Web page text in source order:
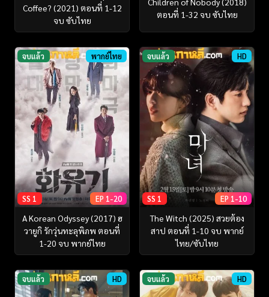
Coffee? (2021) ตอนที่ 1-12
จบ ซับไทย
ตอนที่ 1-32 จบ ซับไทย
จบแล้ว พากย์ไทย
SS 1 EP 1-20
A Korean Odyssey (2017) ฮ
วายูกิ รักวุ่นทะลุพิภพ ตอนที่
1-20 จบ พากย์ไทย
จบแล้ว HD
SS 1 EP 1-10
The Witch (2025) สวยต้อง
สาป ตอนที่ 1-10 จบ พากย์
ไทย/ซับไทย
จบแล้ว HD จบแล้ว HD